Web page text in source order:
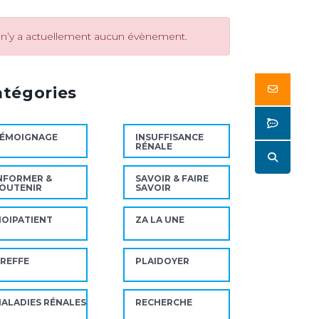
n’y a actuellement aucun évènement.
INSUFFISANCE
RÉNALE
&
SAVOIR & FAIRE
SAVOIR
ZA LA UNE
PLAIDOYER
RÉNALES RECHERCHE